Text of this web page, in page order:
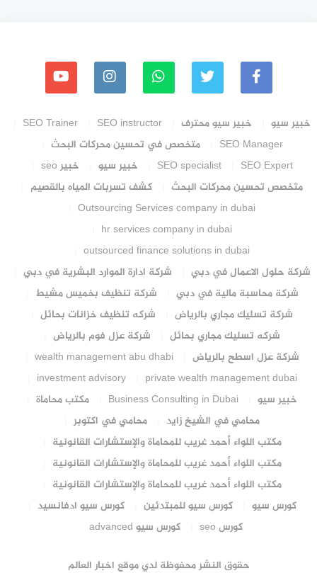
خبير سيو خبير سيو محترف SEO instructor
SEO Trainer
SEO Manager
متخصص في تحسين محركات البحث
SEO Expert
SEO specialist خبير سيو
خبير seo
متخصص تحسين محركات البحث
كشف تسربات المياه بالقصيم
Outsourcing Services company in dubai
hr services company in dubai
outsourced finance solutions in dubai
شركة حلول الاعمال في دبي
شركة ادارة الموارد البشرية في دبي
شركة محاسبة مالية في دبي
شركة تنظيف بخميس مشيط
شركة تسليك مجاري بالرياض
شركه تنظيف خزانات بحائل
شركه تسليك مجاري بحائل
شركة عزل فوم بالرياض
شركة عزل اسطح بالرياض
wealth management abu dhabi
private wealth management dubai
investment advisory
خبير سيو
Business Consulting in Dubai
مكتب محاماة
محامي في الشيخ زايد
محامي في اكتوبر
مكتب اللواء أحمد غريب للمحاماة والإستشارات القانونية
مكتب اللواء أحمد غريب للمحاماة والإستشارات القانونية
مكتب اللواء أحمد غريب للمحاماة والإستشارات القانونية
كورس سيو
كورس سيو للمبتدئين
كورس سيو ادفانسيد
كورس seo
كورس سيو advanced
حقوق النشر محفوظة لدي موقع اخبار العالم